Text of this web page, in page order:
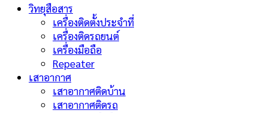
วิทยุสือสาร
เครื่องติดตั้งประจำที่
เครื่องติดรถยนต์
เครื่องมือถือ
Repeater
เสาอากาศ
เสาอากาศติดบ้าน
เสาอากาศติดรถ